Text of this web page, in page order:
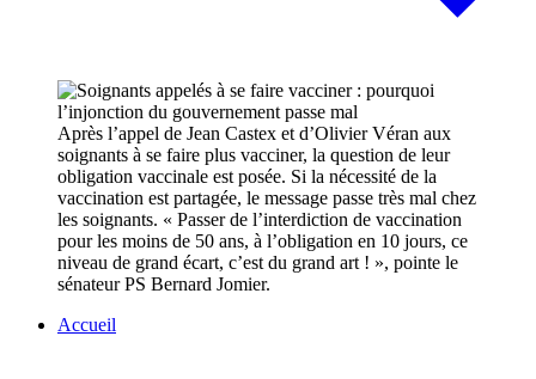
Après l’appel de Jean Castex et d’Olivier Véran aux
soignants à se faire plus vacciner, la question de leur
obligation vaccinale est posée. Si la nécessité de la
vaccination est partagée, le message passe très mal chez
les soignants. « Passer de l’interdiction de vaccination
pour les moins de 50 ans, à l’obligation en 10 jours, ce
niveau de grand écart, c’est du grand art ! », pointe le
sénateur PS Bernard Jomier.
Accueil